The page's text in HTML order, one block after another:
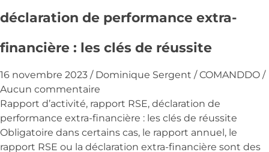
déclaration de performance extra-
financière : les clés de réussite
16 novembre 2023 / Dominique Sergent / COMANDDO /
Aucun commentaire
Rapport d’activité, rapport RSE, déclaration de
performance extra-financière : les clés de réussite
Obligatoire dans certains cas, le rapport annuel, le
rapport RSE ou la déclaration extra-financière sont des